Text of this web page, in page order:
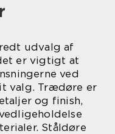
udvalg af
er vigtigt at
ved
valg. Trædøre er
og finish,
Ståldøre